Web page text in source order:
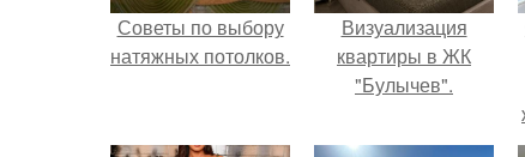
Советы по выбору
натяжных потолков.
Визуализация
квартиры в ЖК
"Булычев".